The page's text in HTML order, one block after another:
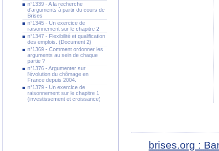
n°1339 - A la recherche
d'arguments à partir du cours de
Brises
n°1345 - Un exercice de
raisonnement sur le chapitre 2
n°1347 - Flexibilité et qualification
des emplois. (Document 2)
n°1369 - Comment ordonner les
arguments au sein de chaque
partie ?
n°1376 - Argumenter sur
l'évolution du chômage en
France depuis 2004.
n°1379 - Un exercice de
raisonnement sur le chapitre 1
(investissement et croissance)
brises.org :